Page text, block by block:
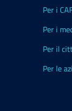
Per i
Per i
Per il
Per le